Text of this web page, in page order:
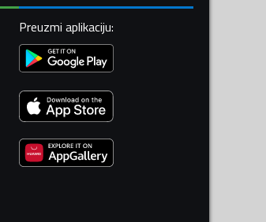
Preuzmi aplikaciju: